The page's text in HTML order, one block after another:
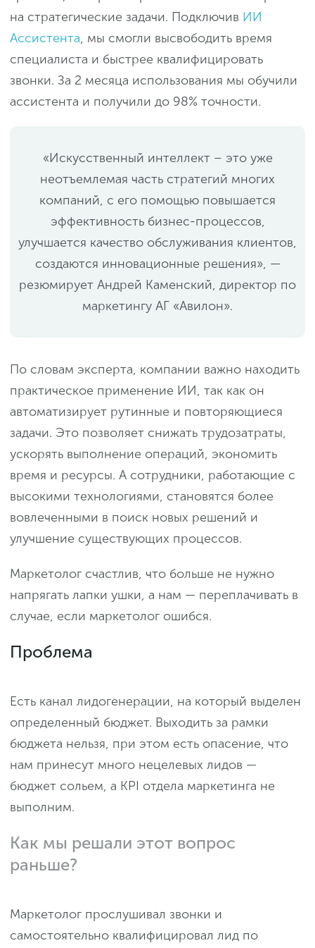
на стратегические задачи. Подключив ИИ
Ассистента, мы смогли высвободить время
специалиста и быстрее квалифицировать
звонки. За 2 месяца использования мы обучили
ассистента и получили до 98% точности.
«Искусственный интеллект – это уже
неотъемлемая часть стратегий многих
компаний, с его помощью повышается
эффективность бизнес-процессов,
улучшается качество обслуживания клиентов,
создаются инновационные решения», —
резюмирует Андрей Каменский, директор по
маркетингу АГ «Авилон».
По словам эксперта, компании важно находить
практическое применение ИИ, так как он
автоматизирует рутинные и повторяющиеся
задачи. Это позволяет снижать трудозатраты,
ускорять выполнение операций, экономить
время и ресурсы. А сотрудники, работающие с
высокими технологиями, становятся более
вовлеченными в поиск новых решений и
улучшение существующих процессов.
Маркетолог счастлив, что больше не нужно
напрягать лапки ушки, а нам — переплачивать в
случае, если маркетолог ошибся.
Проблема
Есть канал лидогенерации, на который выделен
определенный бюджет. Выходить за рамки
бюджета нельзя, при этом есть опасение, что
нам принесут много нецелевых лидов —
бюджет сольем, а KPI отдела маркетинга не
выполним.
Как мы решали этот вопрос
раньше?
Маркетолог прослушивал звонки и
самостоятельно квалифицировал лид по